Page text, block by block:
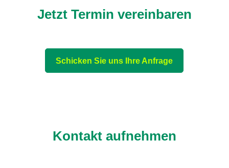
Jetzt Termin vereinbaren
Schicken Sie uns Ihre Anfrage
Kontakt aufnehmen